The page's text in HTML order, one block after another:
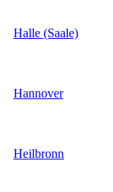
Halle (Saale)
Hannover
Heilbronn